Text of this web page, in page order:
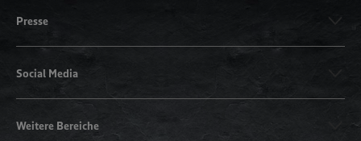
Presse
Social Media
Weitere Bereiche